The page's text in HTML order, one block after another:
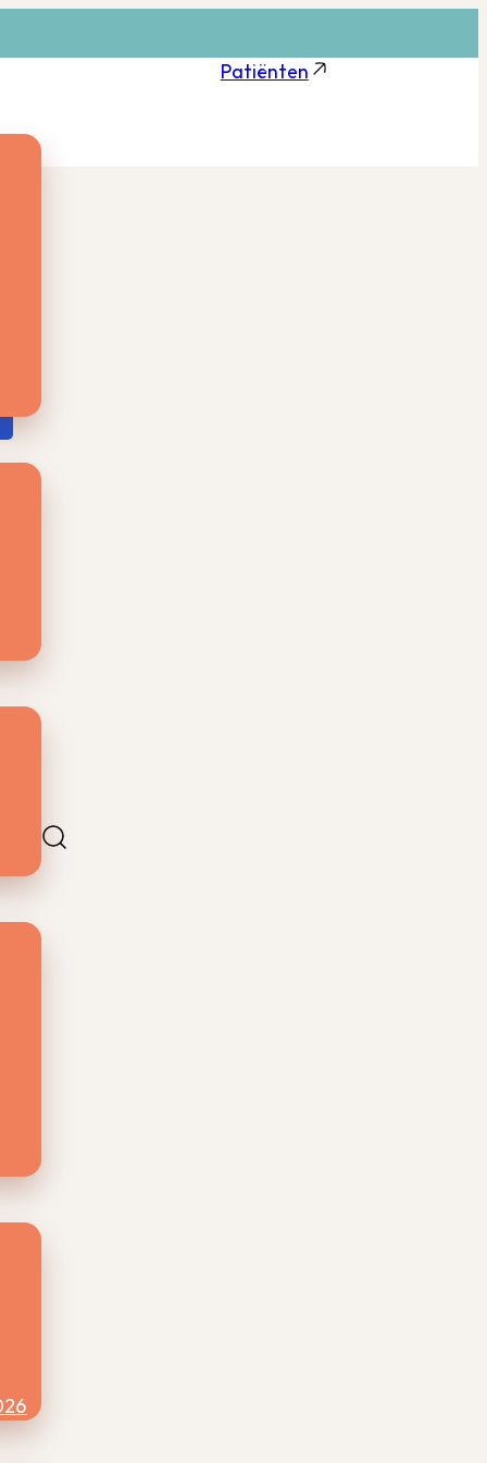
Patiënten